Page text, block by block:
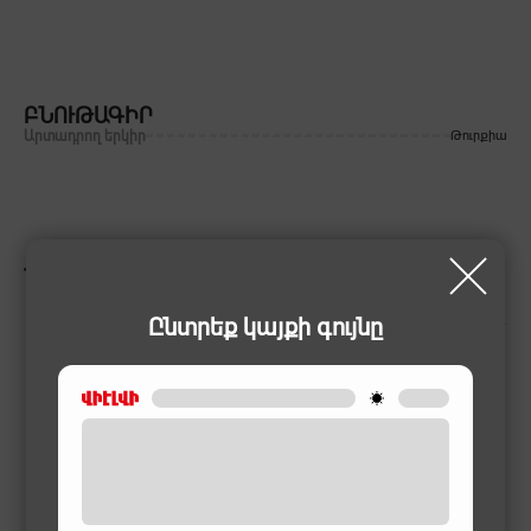
Ընտրեք կայքի գույնը
ԲՆՈՒԹԱԳԻՐ
Արտադրող երկիր Թուրքիա
ՆՄԱՆԱՏԻՊ ԱՊՐԱՆՔՆԵՐ